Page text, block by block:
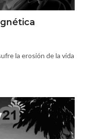
la erosión de la vida